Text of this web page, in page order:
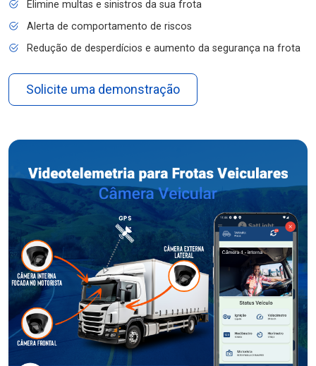
Elimine multas e sinistros da sua frota
Alerta de comportamento de riscos
Redução de desperdícios e aumento da segurança na frota
Solicite uma demonstração